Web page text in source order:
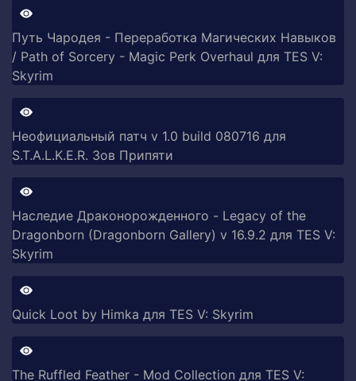
Путь Чародея - Переработка Магических Навыков
/ Path of Sorcery - Magic Perk Overhaul для TES V:
Skyrim
Неофициальный патч v 1.0 build 080716 для
S.T.A.L.K.E.R. Зов Припяти
Наследие Драконорожденного - Legacy of the
Dragonborn (Dragonborn Gallery) v 16.9.2 для TES V:
Skyrim
Quick Loot by Himka для TES V: Skyrim
The Ruffled Feather - Mod Collection для TES V: